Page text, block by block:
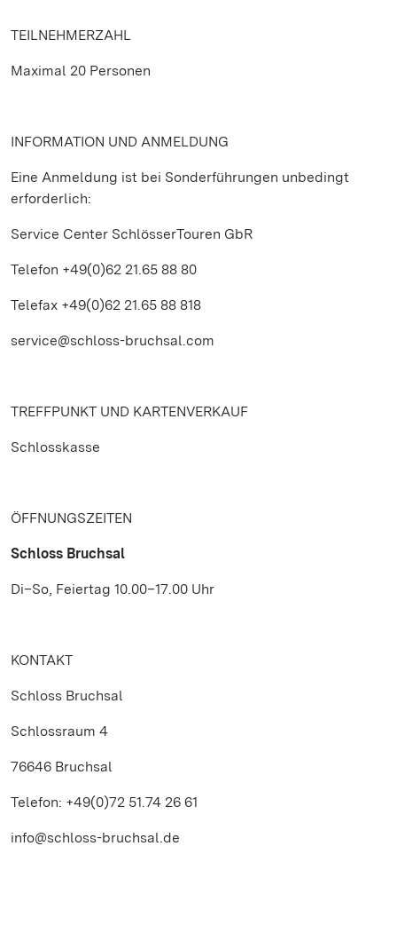
TEILNEHMERZAHL
Maximal 20 Personen
INFORMATION UND ANMELDUNG
Eine Anmeldung ist bei Sonderführungen unbedingt
erforderlich:
Service Center SchlösserTouren GbR
Telefon +49(0)62 21.65 88 80
Telefax +49(0)62 21.65 88 818
service@schloss-bruchsal.com
TREFFPUNKT UND KARTENVERKAUF
Schlosskasse
ÖFFNUNGSZEITEN
Schloss Bruchsal
Di–So, Feiertag 10.00–17.00 Uhr
KONTAKT
Schloss Bruchsal
Schlossraum 4
76646 Bruchsal
Telefon: +49(0)72 51.74 26 61
info@schloss-bruchsal.de